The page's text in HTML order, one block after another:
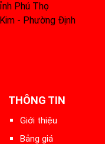
Phú Thọ
- Phường Định
THÔNG TIN
Giới thiệu
Bảng giá